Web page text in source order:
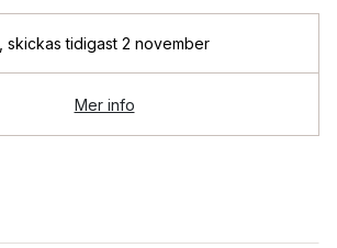
skickas tidigast 2 november
Mer info